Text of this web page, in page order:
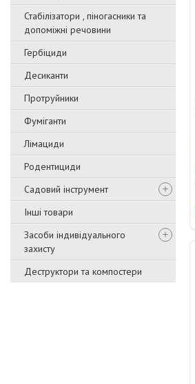
Стабілізатори , піногасники та
допоміжні речовини
Гербіциди
Десиканти
Протруйники
Фуміганти
Лімациди
Родентициди
Садовий інструмент
Інші товари
Засоби індивідуального
захисту
Деструктори та компостери